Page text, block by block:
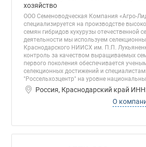
хозяйство
ООО Семеноводческая Компания «Агро-
специализируется на производстве
семян гибридов кукурузы отечественной
деятельности мы используем
Краснодарского НИИСХ им. П.П.
контроль за качеством выращиваемых
первого поколения обеспечивается
селекционных достижений и
"Россельхозцентр" на уровне
Россия, Краснодарский край
О